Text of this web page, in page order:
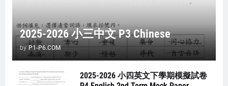
2025-2026 小三中文 P3 Chinese
by P1-P6.COM
2025-2026 小四英文下學期模擬試卷